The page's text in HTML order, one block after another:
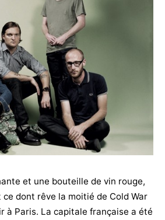
et une bouteille de vin rouge,
ce dont rêve la moitié de Cold War
à Paris. La capitale française a été